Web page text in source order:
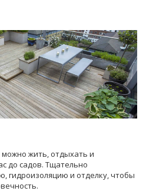
жить, отдыхать и
до садов. Тщательно
гидроизоляцию и отделку, чтобы